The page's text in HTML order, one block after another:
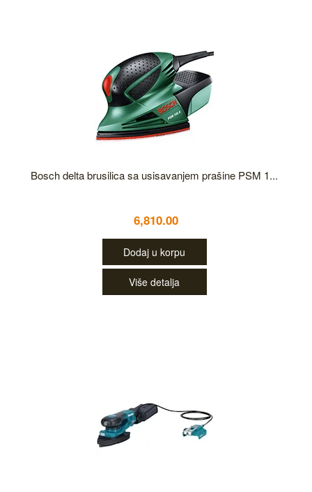
Bosch delta brusilica sa usisavanjem prašine PSM 1...
6,810.00
Dodaj u korpu
Više detalja